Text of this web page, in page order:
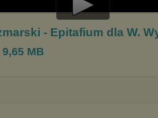
Play
- Epitafium dla W.
9,65 MB